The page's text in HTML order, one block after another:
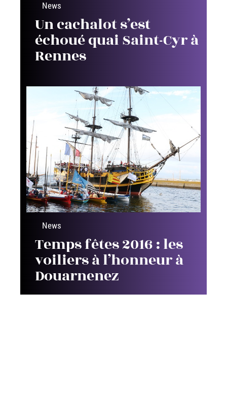
News
Un cachalot s’est
échoué quai Saint-Cyr à
Rennes
News
Temps fêtes 2016 : les
voiliers à l’honneur à
Douarnenez